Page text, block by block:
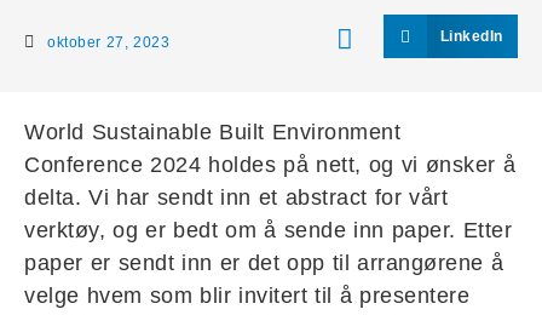
oktober 27, 2023 LinkedIn
World Sustainable Built Environment
Conference 2024 holdes på nett, og vi ønsker å
delta. Vi har sendt inn et abstract for vårt
verktøy, og er bedt om å sende inn paper. Etter
paper er sendt inn er det opp til arrangørene å
velge hvem som blir invitert til å presentere